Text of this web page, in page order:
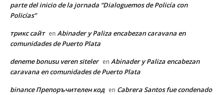
parte del inicio de la jornada “Dialoguemos de Policía con
Policías”
трикс сайт en Abinader y Paliza encabezan caravana en
comunidades de Puerto Plata
deneme bonusu veren siteler en Abinader y Paliza encabezan
caravana en comunidades de Puerto Plata
binance Препоръчителен код en Cabrera Santos fue condenado